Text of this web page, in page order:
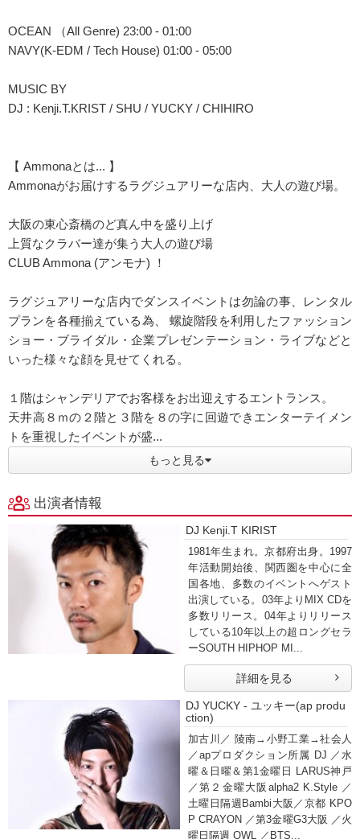
OCEAN （All Genre) 23:00 - 01:00
NAVY(K-EDM / Tech House) 01:00 - 05:00
MUSIC BY
DJ : Kenji.T.KRIST / SHU / YUCKY / CHIHIRO
【 Ammonaとは... 】
Ammonaがお届けするラグジュアリーな店内、大人の遊び場。
大阪の東心斎橋のど真ん中を盛り上げ
上質なクラバー達が集う大人の遊び場
CLUB Ammona (アンモナ) ！
ラグジュアリーな店内でダンスイベントは勿論の事、レンタル
プランを各種揃えている為、 螺旋階段を利用したファッション
ショー・ブライダル・企業プレゼンテーション・ライブなどと
いった様々な顔を見せてくれる。
１階はシャンデリアでお客様をお出迎えするエントランス。
天井高８ｍの２階と３階を８の字に回遊できエンターテイメン
トを重視したイベントが盛...
もっと見る
出演者情報
DJ Kenji.T KIRIST
1981年生まれ。京都府出身。1997
年活動開始後、関西圏を中心に全
国各地、多数のイベントへゲスト
出演している。03年よりMIX CDを
多数リリース。04年よりリリース
している10年以上の超ロングセラ
ーSOUTH HIPHOP MI...
詳細を見る
DJ YUCKY - ユッキー(ap produ
ction)
加古川／ 陵南→小野工業→社会人
／apプロダクション所属 DJ ／水
曜＆日曜＆第1金曜日 LARUS神戸
／第２金曜大阪alpha2 K.Style ／
土曜日隔週Bambi大阪／京都 KPO
P CRAYON ／第3金曜G3大阪 ／火
曜日隔週 OWL ／BTS...